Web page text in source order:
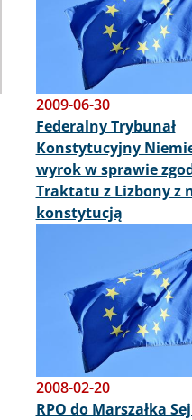
2009-06-30
Federalny Trybunał
Konstytucyjny
wyrok w sprawie
Traktatu z Lizbony z
konstytucją
2008-02-20
RPO do Marszałka